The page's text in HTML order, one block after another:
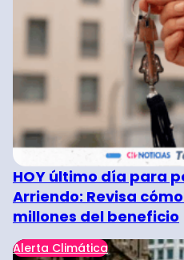
HOY último día para
Arriendo: Revisa
millones del beneficio
Alerta Climática